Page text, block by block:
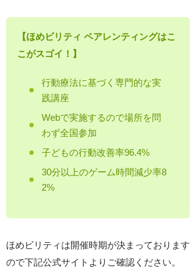
【ほめビリティ ペアレンティングはこ
こがスゴイ！】
行動療法に基づく専門的な実
践講座
Webで実施するので場所を問
わず全国参加
子どもの行動改善率96.4%
30分以上のゲーム時間減少率8
2%
ほめビリティは開催時期が決まっております
ので下記公式サイトよりご確認ください。